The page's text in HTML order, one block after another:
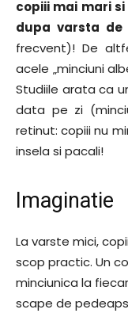
copiii mai mari
dupa varsta de
frecvent)! De
acele „minciuni
Studiile arata ca
data pe zi
retinut: copiii nu
insela si pacali!
Imaginatie
La varste mici,
scop practic. Un
minciunica la
scape de